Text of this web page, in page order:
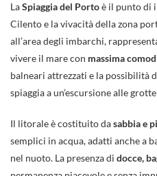
LaSpiaggia del Portoè il punto di
Cilento e la vivacità della zona
all’area degli imbarchi,
vivere il mare con massima
balneari attrezzati e la possibilità
spiaggia a un’escursione alle
Il litorale è costituito dasabbia e
semplici in acqua, adatti anche a
nel nuoto. La presenza di docce,